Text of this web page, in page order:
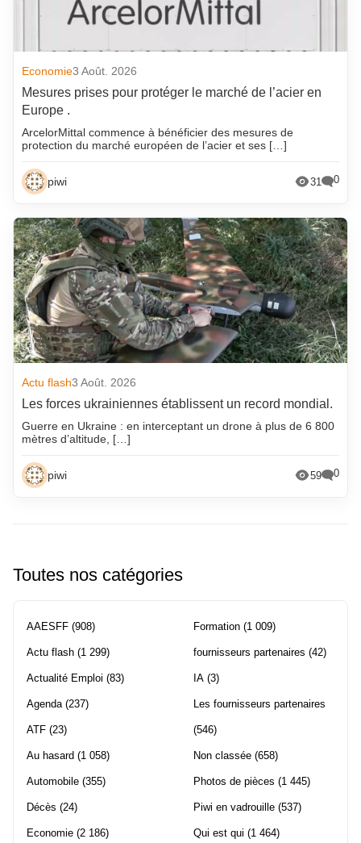
Economie3 Août. 2026
Mesures prises pour protéger le marché de l’acier en
Europe .
ArcelorMittal commence à bénéficier des mesures de
protection du marché européen de l’acier et ses […]
piwi 31 0
Actu flash3 Août. 2026
Les forces ukrainiennes établissent un record mondial.
Guerre en Ukraine : en interceptant un drone à plus de 6 800
mètres d’altitude, […]
piwi 59 0
Toutes nos catégories
AAESFF (908)
Actu flash (1 299)
Actualité Emploi (83)
Agenda (237)
ATF (23)
Au hasard (1 058)
Automobile (355)
Décès (24)
Economie (2 186)
Formation (1 009)
fournisseurs partenaires (42)
IA (3)
Les fournisseurs partenaires
(546)
Non classée (658)
Photos de pièces (1 445)
Piwi en vadrouille (537)
Qui est qui (1 464)